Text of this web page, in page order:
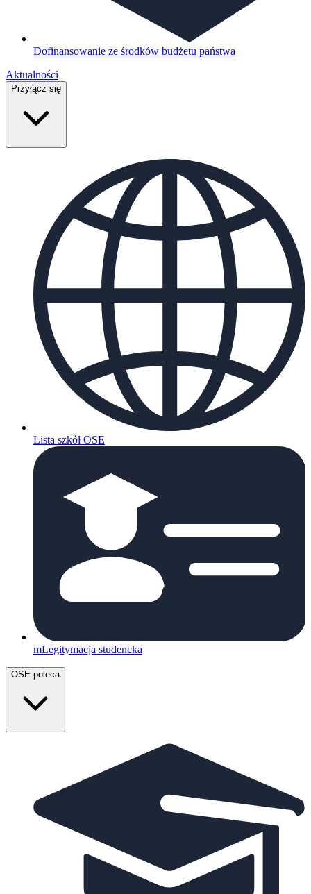
Dofinansowanie ze środków budżetu państwa
Aktualności
Przyłącz się
Lista szkół OSE
mLegitymacja studencka
OSE poleca